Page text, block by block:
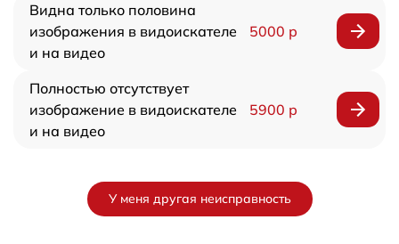
Видна только половина
изображения в видоискателе
и на видео
5000 р
Полностью отсутствует
изображение в видоискателе
и на видео
5900 р
У меня другая неисправность